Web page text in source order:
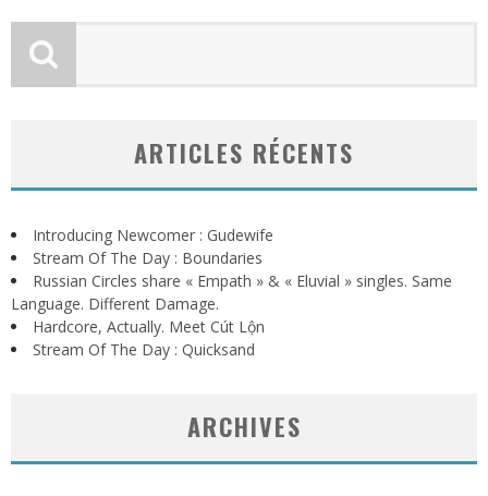
ARTICLES RÉCENTS
Introducing Newcomer : Gudewife
Stream Of The Day : Boundaries
Russian Circles share « Empath » & « Eluvial » singles. Same
Language. Different Damage.
Hardcore, Actually. Meet Cút Lộn
Stream Of The Day : Quicksand
ARCHIVES